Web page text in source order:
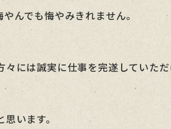
んでも悔やみきれません。
には誠実に仕事を完遂していた
います。